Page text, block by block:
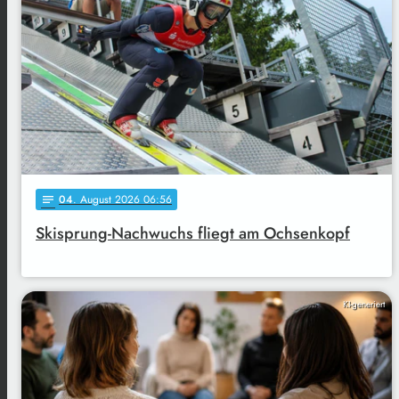
notes 04. August 2026 06:56
Skisprung-Nachwuchs fliegt am Ochsenkopf
KI-generiert